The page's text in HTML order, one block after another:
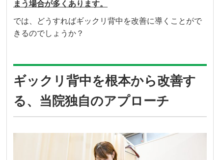
まう場合が多くあります。
では、どうすればギックリ背中を改善に導くことがで
きるのでしょうか？
ギックリ背中を根本から改善す
る、当院独自のアプローチ